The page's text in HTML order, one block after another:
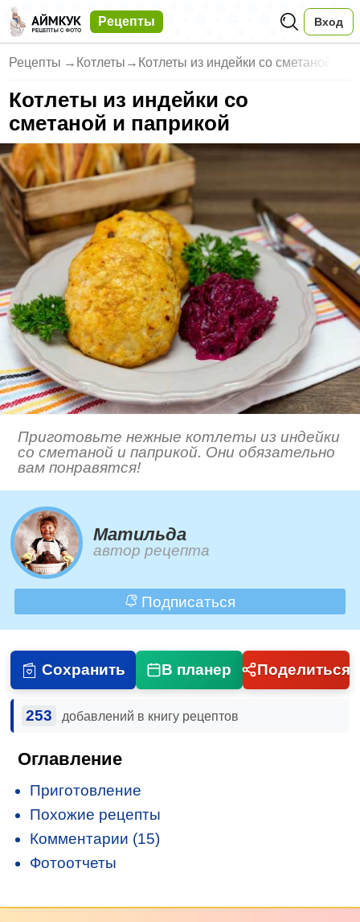
Рецепты Вход
Рецепты → Котлеты → Котлеты из индейки со сметаной
Котлеты из индейки со
сметаной и паприкой
Приготовьте нежные котлеты из индейки
со сметаной и паприкой. Они обязательно
вам понравятся!
Матильда
автор рецепта
Подписаться
Сохранить В планер Поделиться
253 добавлений в книгу рецептов
Оглавление
Приготовление
Похожие рецепты
Комментарии (15)
Фотоотчеты